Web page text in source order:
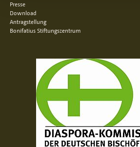
Presse
Download
Antragstellung
Bonifatius Stiftungszentrum